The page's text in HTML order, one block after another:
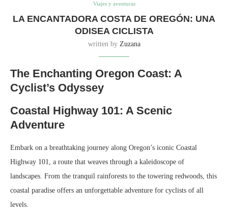
Viajes y aventuras
LA ENCANTADORA COSTA DE OREGÓN: UNA
ODISEA CICLISTA
written by Zuzana
The Enchanting Oregon Coast: A
Cyclist’s Odyssey
Coastal Highway 101: A Scenic
Adventure
Embark on a breathtaking journey along Oregon’s iconic Coastal
Highway 101, a route that weaves through a kaleidoscope of
landscapes. From the tranquil rainforests to the towering redwoods, this
coastal paradise offers an unforgettable adventure for cyclists of all
levels.